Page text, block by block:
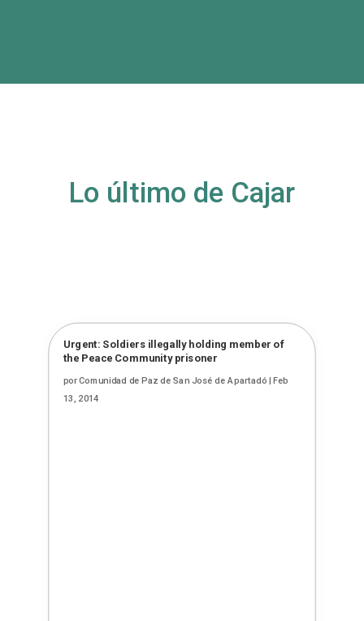
Lo último de Cajar
Urgent: Soldiers illegally holding member of
the Peace Community prisoner
porComunidad de Paz de San José de Apartadó|Feb
13, 2014